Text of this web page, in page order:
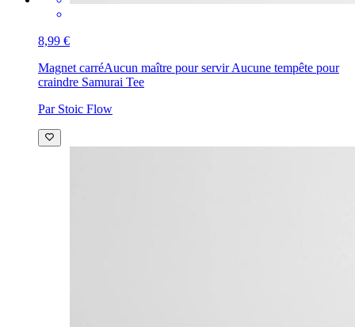
8,99 €
Magnet carréAucun maître pour servir Aucune tempête pour
craindre Samurai Tee
Par Stoic Flow